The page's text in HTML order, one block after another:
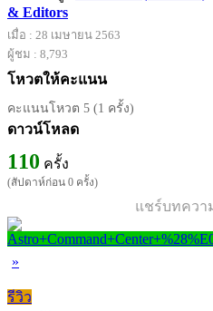
& Editors
เมื่อ : 28 เมษายน 2563
ผู้ชม : 8,793
โหวตให้คะแนน
คะแนนโหวต 5 (1 ครั้ง)
ดาวน์โหลด
110 ครั้ง
(สัปดาห์ก่อน 0 ครั้ง)
แชร์บทควา
»
รีวิว